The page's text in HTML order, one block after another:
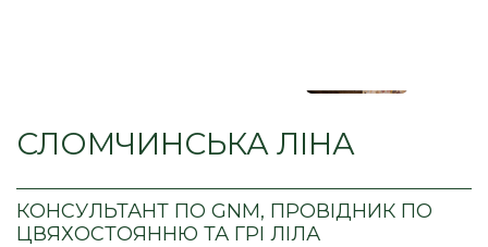
СЛОМЧИНСЬКА ЛІНА
КОНСУЛЬТАНТ ПО GNM, ПРОВІДНИК ПО
ЦВЯХОСТОЯННЮ ТА ГРІ ЛІЛА